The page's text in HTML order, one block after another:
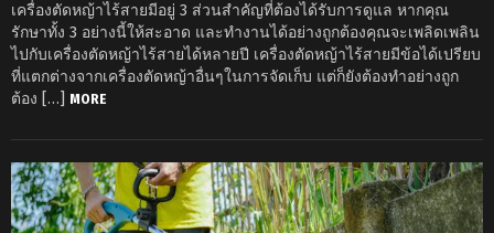
เครื่องตัดหญ้าไร้สายมีอยู่ 3 ส่วนสำคัญที่ต้องได้รับการดูแล หากคุณ
รักษาทั้ง 3 อย่างนี้ให้สะอาด และทำงานได้อย่างถูกต้องคุณจะเพลิดเพลิน
ไปกับเครื่องตัดหญ้าไร้สายได้หลายปี เครื่องตัดหญ้าไร้สายมีข้อได้เปรียบ
ที่แตกต่างจากเครื่องตัดหญ้าอื่นๆในการจัดเก็บ แต่ก็ยังต้องทำอย่างถูก
ต้อง […]
MORE